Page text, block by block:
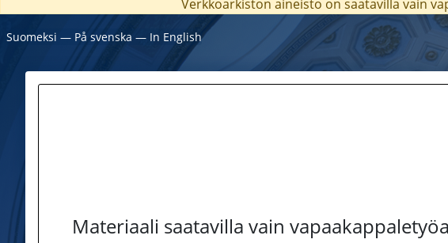
Verkkoarkiston aineisto on saatavilla vain
Suomeksi ― På svenska ― In English
Materiaali saatavilla vain